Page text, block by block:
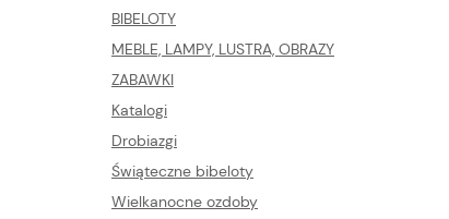
BIBELOTY
MEBLE, LAMPY, LUSTRA, OBRAZY
ZABAWKI
Katalogi
Drobiazgi
Świąteczne bibeloty
Wielkanocne ozdoby